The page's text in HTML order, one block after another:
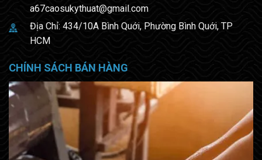
a67caosukythuat@gmail.com
Địa Chỉ: 434/10A Bình Quới, Phường Bình Quới, TP
HCM
CHÍNH SÁCH BÁN HÀNG